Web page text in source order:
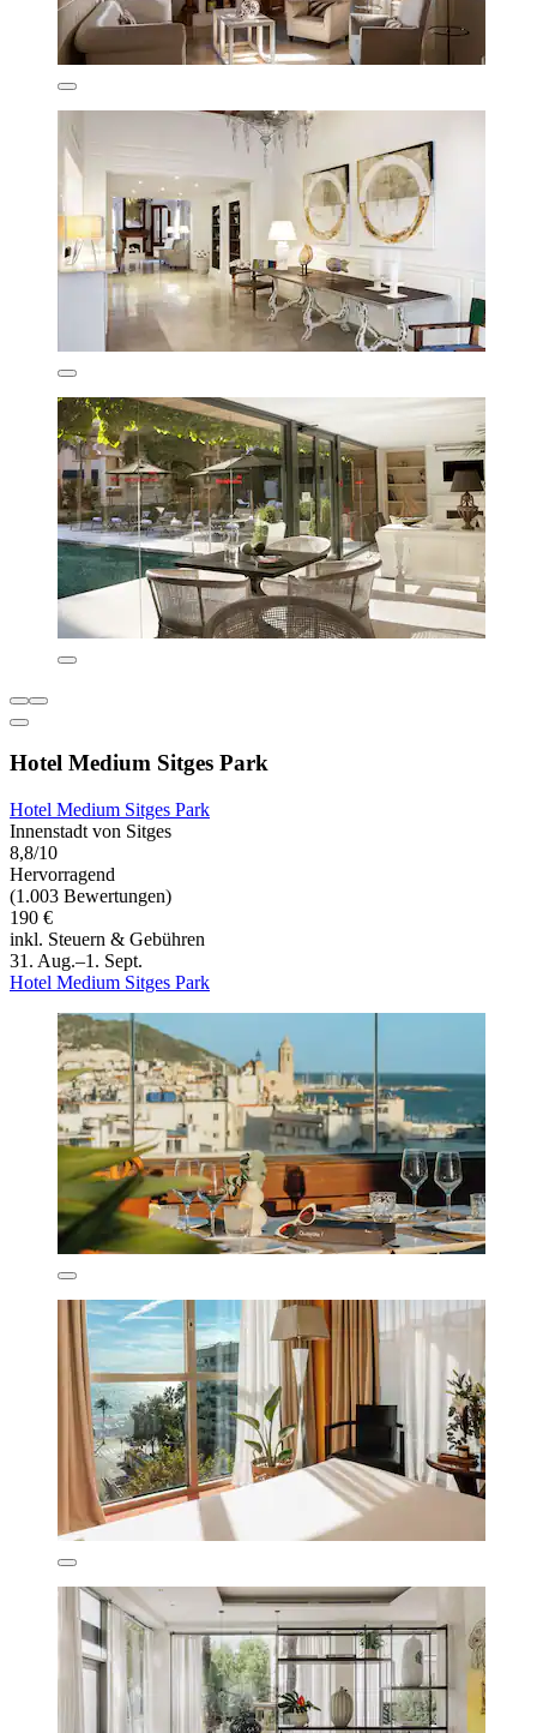
Hotel Medium Sitges Park
Hotel Medium Sitges Park
Innenstadt von Sitges
8,8/10
Hervorragend
(1.003 Bewertungen)
190 €
inkl. Steuern & Gebühren
31. Aug.–1. Sept.
Hotel Medium Sitges Park